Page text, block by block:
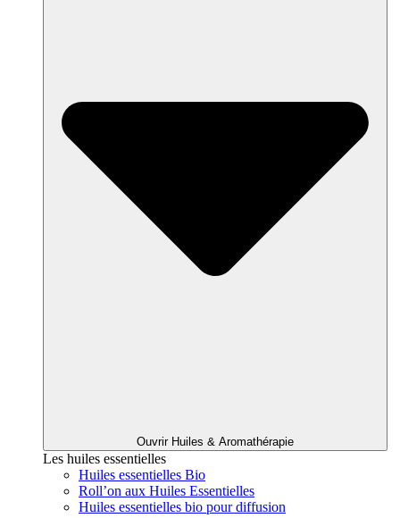
Ouvrir Huiles & Aromathérapie
Les huiles essentielles
Huiles essentielles Bio
Roll’on aux Huiles Essentielles
Huiles essentielles bio pour diffusion